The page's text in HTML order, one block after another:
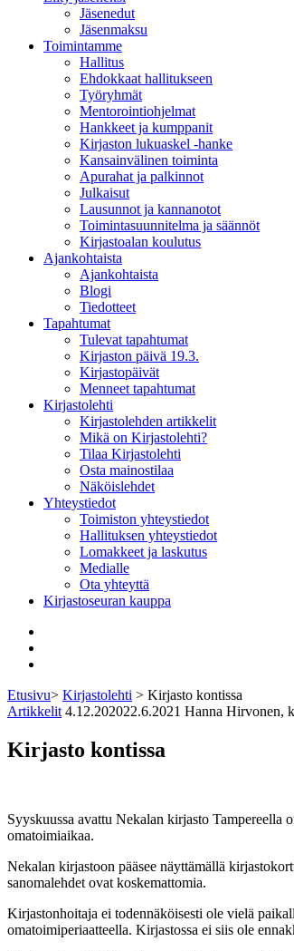
Jäsenedut
Jäsenmaksu
Toimintamme
Hallitus
Ehdokkaat hallitukseen
Työryhmät
Mentorointi­ohjelmat
Hankkeet ja kumppanit
Kirjaston lukuaskel -hanke
Kansainvälinen toiminta
Apurahat ja palkinnot
Julkaisut
Lausunnot ja kannanotot
Toimintasuunnitelma ja säännöt
Kirjastoalan koulutus
Ajankohtaista
Ajankohtaista
Blogi
Tiedotteet
Tapahtumat
Tulevat tapahtumat
Kirjaston päivä 19.3.
Kirjastopäivät
Menneet tapahtumat
Kirjastolehti
Kirjastolehden artikkelit
Mikä on Kirjastolehti?
Tilaa Kirjastolehti
Osta mainostilaa
Näköislehdet
Yhteystiedot
Toimiston yhteystiedot
Hallituksen yhteystiedot
Lomakkeet ja laskutus
Medialle
Ota yhteyttä
Kirjastoseuran kauppa
Etusivu> Kirjastolehti > Kirjasto kontissa
Artikkelit 4.12.202022.6.2021 Hanna Hirvonen,
Kirjasto kontissa
Syyskuussa avattu Nekalan kirjasto Tampereella
omatoimiaikaa.
Nekalan kirjastoon pääsee näyttämällä
sanomalehdet ovat koskemattomia.
Kirjastonhoitaja ei todennäköisesti ole vielä
omatoimiperiaatteella. Kirjastossa ei siis ole